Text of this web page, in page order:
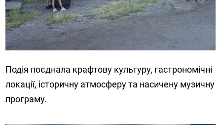
Подія поєднала крафтову культуру, гастрономічні
локації, історичну атмосферу та насичену музичну
програму.